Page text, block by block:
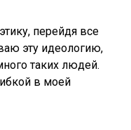
перейдя все
эту идеологию,
таких людей.
в моей